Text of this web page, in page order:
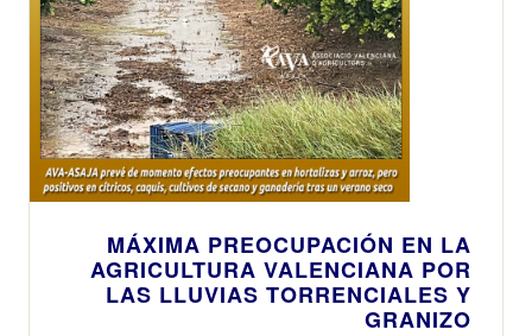
MÁXIMA PREOCUPACIÓN EN LA
AGRICULTURA VALENCIANA POR
LAS LLUVIAS TORRENCIALES Y
GRANIZO